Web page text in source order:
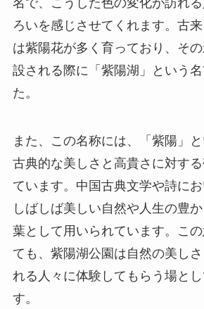
名で、こうした色の変化が訪れ
ろいを感じさせてくれます。古
は紫陽花が多く育っており、そ
設される際に「紫陽湖」という
た。
また、この名称には、「紫陽」
古典的な美しさと高貴さに対す
ています。中国古典文学や詩に
しばしば美しい自然や人生の豊
葉として用いられています。こ
ても、紫陽湖公園は自然の美し
れる人々に体験してもらう場と
す。